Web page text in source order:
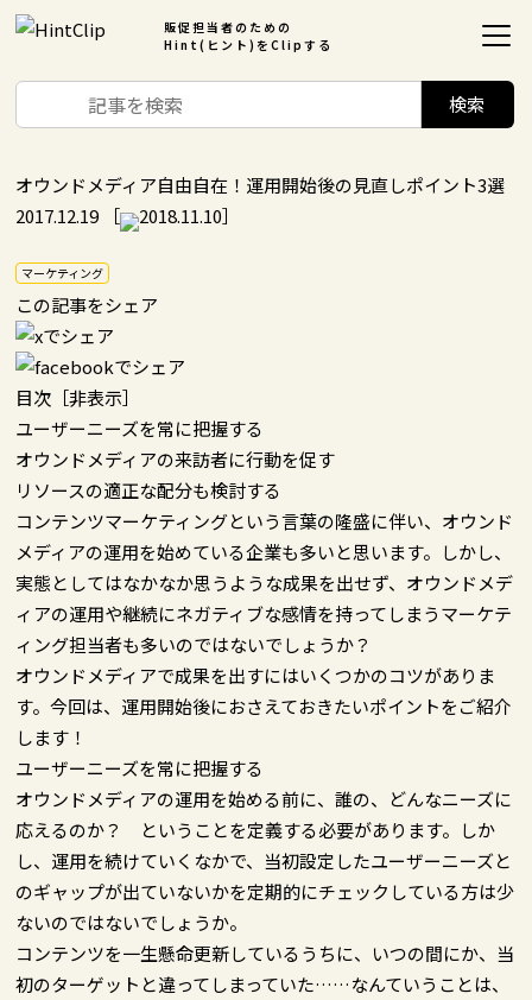
販促担当者のための
Hint(ヒント)をClipする
オウンドメディア自由自在！運用開始後の見直しポイント3選
2017.12.19
［ 2018.11.10］
マーケティング
この記事をシェア
目次 ［非表示］
ユーザーニーズを常に把握する
オウンドメディアの来訪者に行動を促す
リソースの適正な配分も検討する
コンテンツマーケティングという言葉の隆盛に伴い、オウンド
メディアの運用を始めている企業も多いと思います。しかし、
実態としてはなかなか思うような成果を出せず、オウンドメデ
ィアの運用や継続にネガティブな感情を持ってしまうマーケテ
ィング担当者も多いのではないでしょうか？
オウンドメディアで成果を出すにはいくつかのコツがありま
す。今回は、運用開始後におさえておきたいポイントをご紹介
します！
ユーザーニーズを常に把握する
オウンドメディアの運用を始める前に、誰の、どんなニーズに
応えるのか？ ということを定義する必要があります。しか
し、運用を続けていくなかで、当初設定したユーザーニーズと
のギャップが出ていないかを定期的にチェックしている方は少
ないのではないでしょうか。
コンテンツを一生懸命更新しているうちに、いつの間にか、当
初のターゲットと違ってしまっていた……なんていうことは、